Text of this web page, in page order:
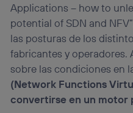
Applications – how to
potential of SDN and
las posturas de los
fabricantes y operadores.
sobre las condiciones en
(Network Functions
convertirse en un motor